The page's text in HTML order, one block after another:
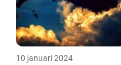
10 januari 2024